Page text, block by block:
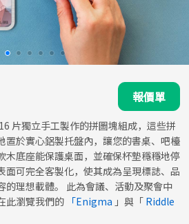
報價單
片獨立手工製作的拼圖塊組成，這些拼
置於實心鋁製托盤內，讓您的書桌、吧檯
木底座能保護桌面，並確保杯墊穩穩地停
面可完全客製化，使其成為呈現標誌、品
的理想載體。 此為會議、活動及聚會中
此瀏覽我們的 「Enigma 」與「 Riddle